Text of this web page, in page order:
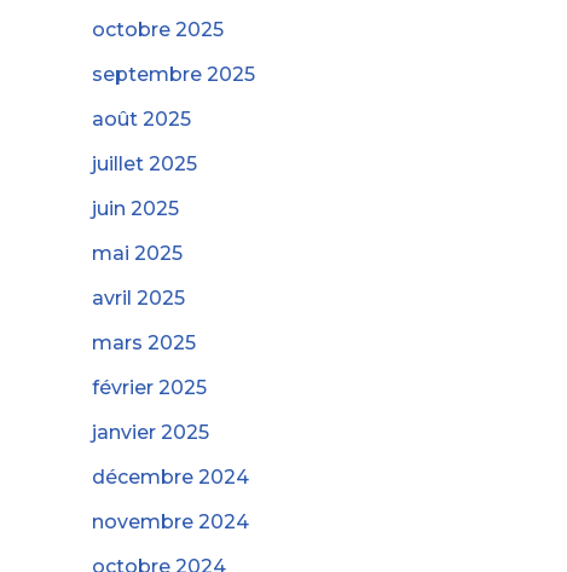
octobre 2025
septembre 2025
août 2025
juillet 2025
juin 2025
mai 2025
avril 2025
mars 2025
février 2025
janvier 2025
décembre 2024
novembre 2024
octobre 2024